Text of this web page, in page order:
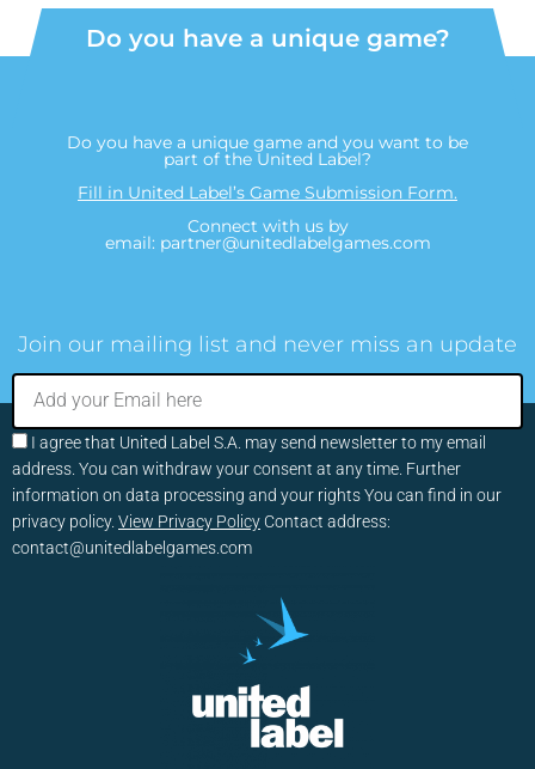
Do you have a unique game?
Do you have a unique game and you want to be
part of the United Label?
Fill in United Label’s Game Submission Form.
Connect with us by
email: partner@unitedlabelgames.com
Join our mailing list and never miss an update
I agree that United Label S.A. may send newsletter to my email
address. You can withdraw your consent at any time. Further
information on data processing and your rights You can find in our
privacy policy. View Privacy Policy Contact address:
contact@unitedlabelgames.com